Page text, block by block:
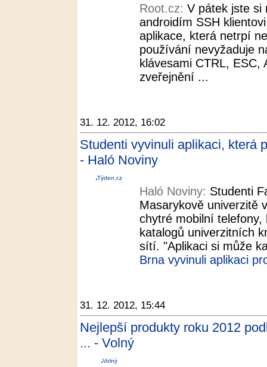
Root.cz: V pátek jste si
androidím SSH
aplikace, která netrpí
používání nevyžaduje
klávesami CTRL, ESC,
zveřejnění ...
31. 12. 2012, 16:02
Studenti vyvinuli aplikaci, která
- Haló Noviny
Týden.cz
Haló Noviny: Studenti
Masarykově univerzitě
chytré mobilní
katalogů univerzitních
sítí. "Aplikaci si může
Brna vyvinuli aplikaci
31. 12. 2012, 15:44
Nejlepší produkty roku 2012
... - Volný
Volný